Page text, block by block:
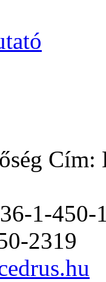
Cím:
1-450-
2319